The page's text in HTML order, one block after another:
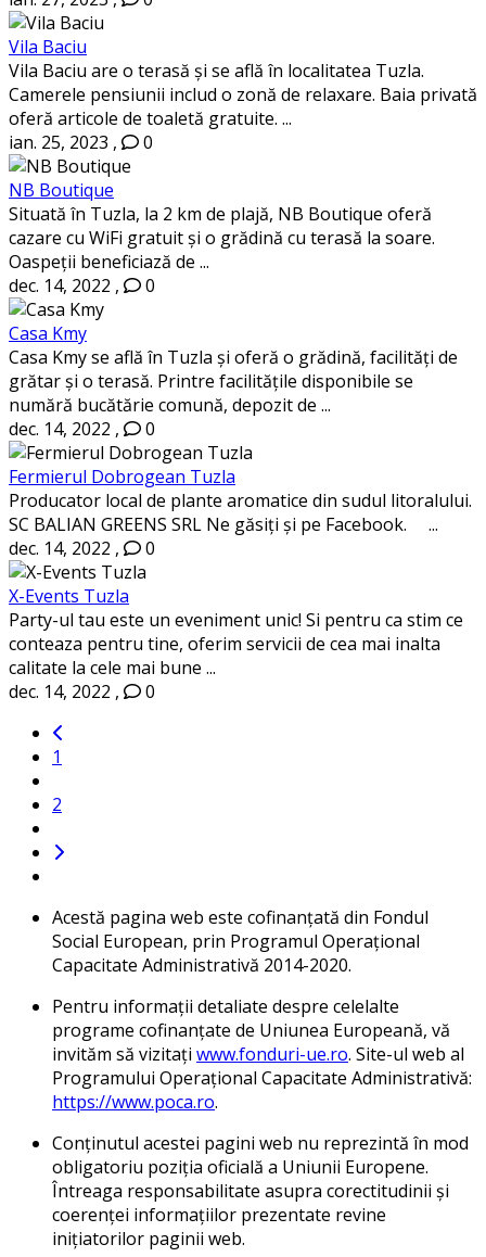
Vila Baciu
Vila Baciu are o terasă și se află în localitatea Tuzla.
Camerele pensiunii includ o zonă de relaxare. Baia privată
oferă articole de toaletă gratuite. ...
ian. 25, 2023 ,
0
NB Boutique
Situată în Tuzla, la 2 km de plajă, NB Boutique oferă
cazare cu WiFi gratuit și o grădină cu terasă la soare.
Oaspeții beneficiază de ...
dec. 14, 2022 ,
0
Casa Kmy
Casa Kmy se află în Tuzla și oferă o grădină, facilități de
grătar și o terasă. Printre facilitățile disponibile se
numără bucătărie comună, depozit de ...
dec. 14, 2022 ,
0
Fermierul Dobrogean Tuzla
Producator local de plante aromatice din sudul litoralului.
SC BALIAN GREENS SRL Ne găsiți și pe Facebook. ...
dec. 14, 2022 ,
0
X-Events Tuzla
Party-ul tau este un eveniment unic! Si pentru ca stim ce
conteaza pentru tine, oferim servicii de cea mai inalta
calitate la cele mai bune ...
dec. 14, 2022 , 0
1
2
Acestă pagina web este cofinanțată din Fondul
Social European, prin Programul Operațional
Capacitate Administrativă 2014-2020.
Pentru informații detaliate despre celelalte
programe cofinanțate de Uniunea Europeană, vă
invităm să vizitați www.fonduri-ue.ro. Site-ul web al
Programului Operațional Capacitate Administrativă:
https://www.poca.ro.
Conținutul acestei pagini web nu reprezintă în mod
obligatoriu poziția oficială a Uniunii Europene.
Întreaga responsabilitate asupra corectitudinii și
coerenței informațiilor prezentate revine
inițiatorilor paginii web.